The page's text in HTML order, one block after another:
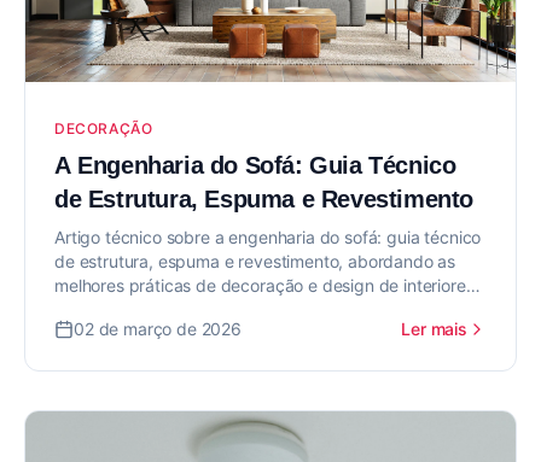
DECORAÇÃO
A Engenharia do Sofá: Guia Técnico
de Estrutura, Espuma e Revestimento
Artigo técnico sobre a engenharia do sofá: guia técnico
de estrutura, espuma e revestimento, abordando as
melhores práticas de decoração e design de interiores
02 de março de 2026
Ler mais